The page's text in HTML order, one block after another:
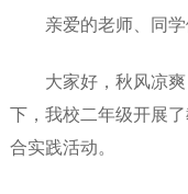
亲爱的老师、同
大家好，秋风凉
下，我校二年级开展
合实践活动。